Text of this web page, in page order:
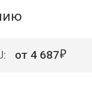
от 4 687